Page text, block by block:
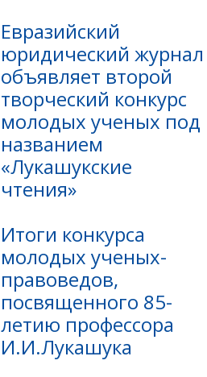
Евразийский
юридический журнал
объявляет второй
творческий конкурс
молодых ученых под
названием
«Лукашукские
чтения»
Итоги конкурса
молодых ученых-
правоведов,
посвященного 85-
летию профессора
И.И.Лукашука